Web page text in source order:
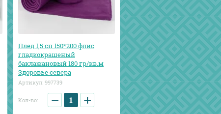
Плед 1,5 сп 150*200 флис
гладкокрашеный
баклажановый 180 гр/кв.м
Здоровье севера
Артикул: 997739
Кол-во: − +